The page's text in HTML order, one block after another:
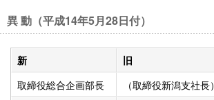
異 動（平成14年5月28日付）
新 旧
取締役総合企画部長 （取締役新潟支社長）